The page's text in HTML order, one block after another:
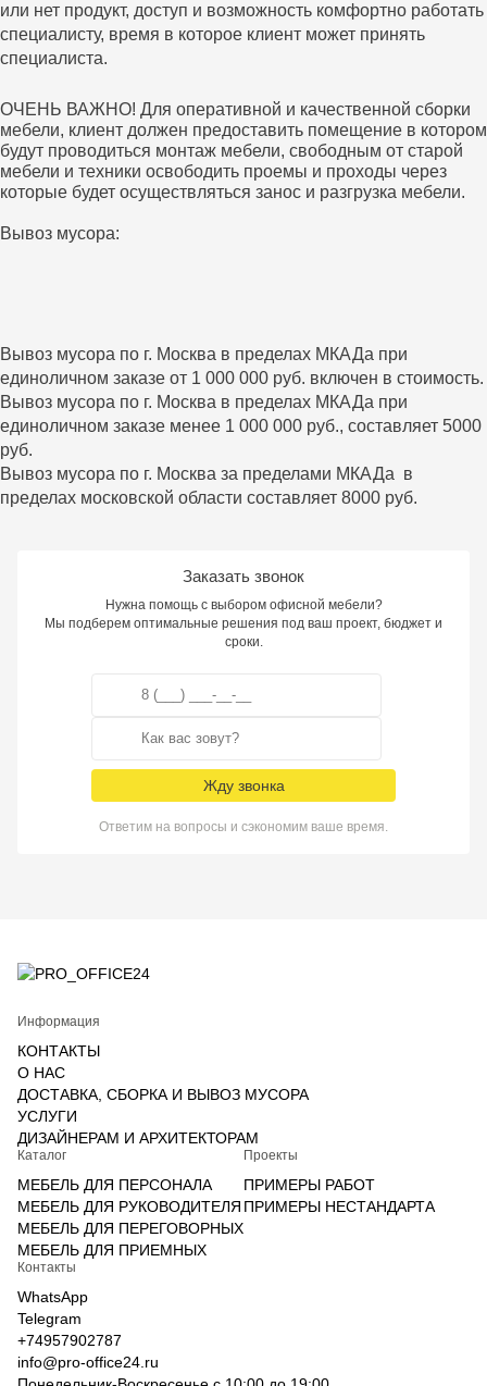
или нет продукт, доступ и возможность комфортно работать
специалисту, время в которое клиент может принять
специалиста.
ОЧЕНЬ ВАЖНО! Для оперативной и качественной сборки
мебели, клиент должен предоставить помещение в котором
будут проводиться монтаж мебели, свободным от старой
мебели и техники освободить проемы и проходы через
которые будет осуществляться занос и разгрузка мебели.
Вывоз мусора:
Вывоз мусора по г. Москва в пределах МКАДа при
единоличном заказе от 1 000 000 руб. включен в стоимость.
Вывоз мусора по г. Москва в пределах МКАДа при
единоличном заказе менее 1 000 000 руб., составляет 5000
руб.
Вывоз мусора по г. Москва за пределами МКАДа в
пределах московской области составляет 8000 руб.
Заказать звонок
Нужна помощь с выбором офисной мебели?
Мы подберем оптимальные решения под ваш проект, бюджет и
сроки.
Жду звонка
Ответим на вопросы и сэкономим ваше время.
Информация
КОНТАКТЫ
О НАС
ДОСТАВКА, СБОРКА И ВЫВОЗ МУСОРА
УСЛУГИ
ДИЗАЙНЕРАМ И АРХИТЕКТОРАМ
Каталог
МЕБЕЛЬ ДЛЯ ПЕРСОНАЛА
МЕБЕЛЬ ДЛЯ РУКОВОДИТЕЛЯ
МЕБЕЛЬ ДЛЯ ПЕРЕГОВОРНЫХ
МЕБЕЛЬ ДЛЯ ПРИЕМНЫХ
Проекты
ПРИМЕРЫ РАБОТ
ПРИМЕРЫ НЕСТАНДАРТА
Контакты
WhatsApp
Telegram
+74957902787
info@pro-office24.ru